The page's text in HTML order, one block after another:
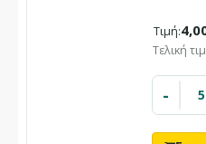
Τιμή:
Τελική
-